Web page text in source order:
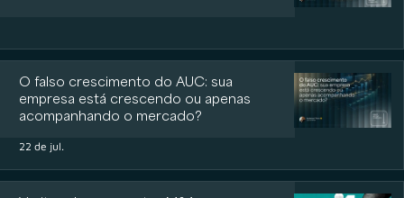
O falso crescimento do AUC: sua
empresa está crescendo ou apenas
acompanhando o mercado?
22 de jul.